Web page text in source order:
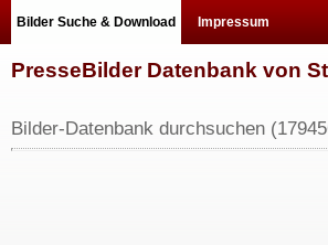
Bilder Suche & Download Impressum
PresseBilder Datenbank von
Bilder-Datenbank durchsuchen